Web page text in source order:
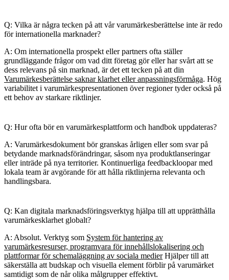
Q: Vilka är några tecken på att vår varumärkesberättelse inte är redo
för internationella marknader?
A: Om internationella prospekt eller partners ofta ställer
grundläggande frågor om vad ditt företag gör eller har svårt att se
dess relevans på sin marknad, är det ett tecken på att din
Varumärkesberättelse saknar klarhet eller anpassningsförmåga. Hög
variabilitet i varumärkespresentationen över regioner tyder också på
ett behov av starkare riktlinjer.
Q: Hur ofta bör en varumärkesplattform och handbok uppdateras?
A: Varumärkesdokument bör granskas årligen eller som svar på
betydande marknadsförändringar, såsom nya produktlanseringar
eller inträde på nya territorier. Kontinuerliga feedbackloopar med
lokala team är avgörande för att hålla riktlinjerna relevanta och
handlingsbara.
Q: Kan digitala marknadsföringsverktyg hjälpa till att upprätthålla
varumärkesklarhet globalt?
A: Absolut. Verktyg som System för hantering av
varumärkesresurser, programvara för innehållslokalisering och
plattformar för schemaläggning av sociala medierHjälper till att
säkerställa att budskap och visuella element förblir på varumärket
samtidigt som de når olika målgrupper effektivt.